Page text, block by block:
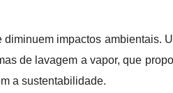
impactos ambientais.
de lavagem a vapor, que
a sustentabilidade.